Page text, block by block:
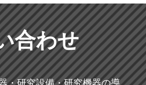
合わせ